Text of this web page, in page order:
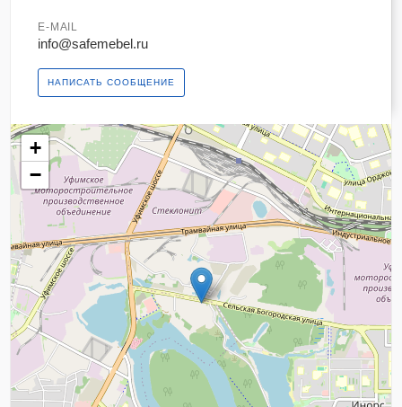
E-MAIL
info@safemebel.ru
НАПИСАТЬ СООБЩЕНИЕ
+
−